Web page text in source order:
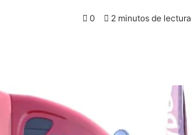
0 2 minutos de lectura